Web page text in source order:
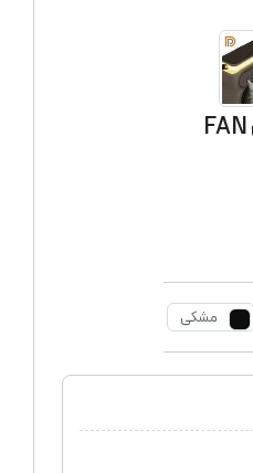
پنکه رومیزی مه پاش FAN
مشکی